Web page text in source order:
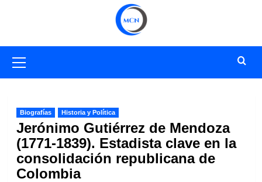
primario
Biografías Historia y Política
Jerónimo Gutiérrez de Mendoza
(1771-1839). Estadista clave en la
consolidación republicana de
Colombia